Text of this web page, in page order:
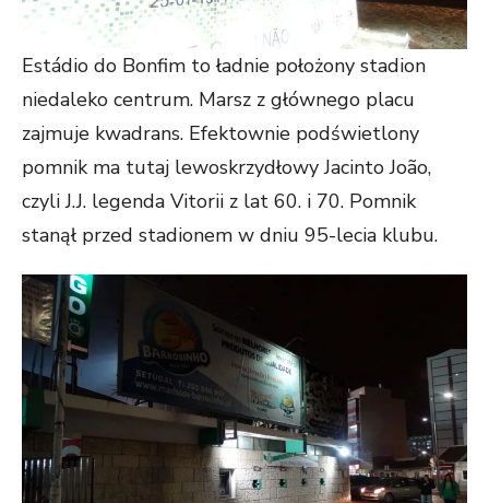
Estádio do Bonfim to ładnie położony stadion
niedaleko centrum. Marsz z głównego placu
zajmuje kwadrans. Efektownie podświetlony
pomnik ma tutaj lewoskrzydłowy Jacinto João,
czyli J.J. legenda Vitorii z lat 60. i 70. Pomnik
stanął przed stadionem w dniu 95-lecia klubu.